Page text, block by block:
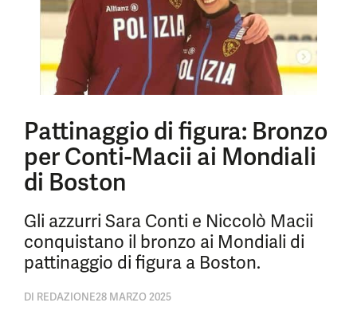
Pattinaggio di figura: Bronzo
per Conti-Macii ai Mondiali
di Boston
Gli azzurri Sara Conti e Niccolò Macii
conquistano il bronzo ai Mondiali di
pattinaggio di figura a Boston.
DI REDAZIONE28 MARZO 2025